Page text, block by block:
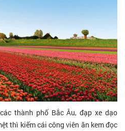
thành phố Bắc Âu, đạp xe dạo
thì kiếm cái công viên ăn kem đọc